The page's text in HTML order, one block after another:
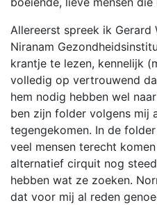
Allereerst spreek ik Gerard
Niranam
krantje te lezen, kennelijk
volledig op vertrouwend
hem nodig hebben wel
ben zijn folder volgens mij
tegengekomen. In de
veel mensen terecht
alternatief cirquit nog
hebben wat ze zoeken.
dat voor mij al reden